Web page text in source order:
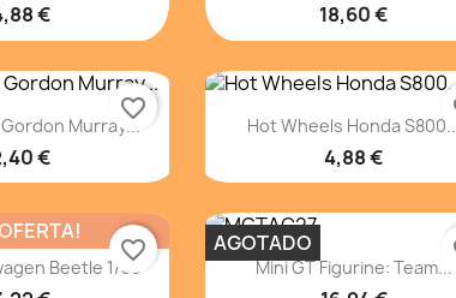
€ 18,60 €
rápidaMurray...
€
favorite_border Vista rápida
Hot Wheels Honda
4,88 €
rápida
Beetle 1/38
favorite_border Vista rápida
Mini GT Figurine: Team...
AGOTADO